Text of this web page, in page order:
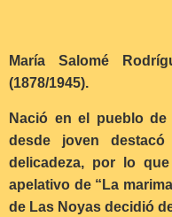
María Salomé
(1878/1945).
Nació en el pueblo
desde joven
delicadeza, por lo
apelativo de “La
de Las Noyas decidió